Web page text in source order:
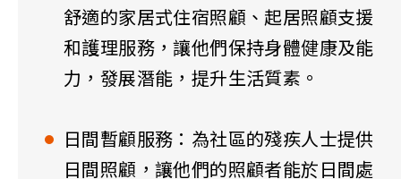
舒適的家居式住宿照顧、起居照顧支援
和護理服務，讓他們保持身體健康及能
力，發展潛能，提升生活質素。
日間暫顧服務：為社區的殘疾人士提供
日間照顧，讓他們的照顧者能於日間處